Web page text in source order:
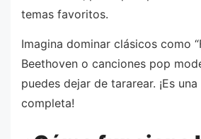
temas favoritos.
Imagina dominar clásicos como
Beethoven o canciones pop
puedes dejar de tararear. ¡Es
completa!